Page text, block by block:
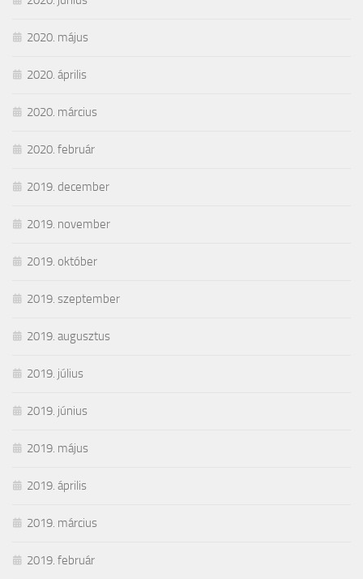
2020. május
2020. április
2020. március
2020. február
2019. december
2019. november
2019. október
2019. szeptember
2019. augusztus
2019. július
2019. június
2019. május
2019. április
2019. március
2019. február